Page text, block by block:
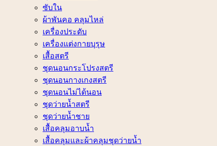
ซับใน
ผ้าพันคอ คลุมไหล่
เครื่องประดับ
เครื่องแต่งกายบุรุษ
เสื้อสตรี
ชุดนอนกระโปรงสตรี
ชุดนอนกางเกงสตรี
ชุดนอนไม่ได้นอน
ชุดว่ายน้ำสตรี
ชุดว่ายน้ำชาย
เสื้อคลุมอาบน้ำ
เสื้อคลุมและผ้าคลุมชุดว่ายน้ำ